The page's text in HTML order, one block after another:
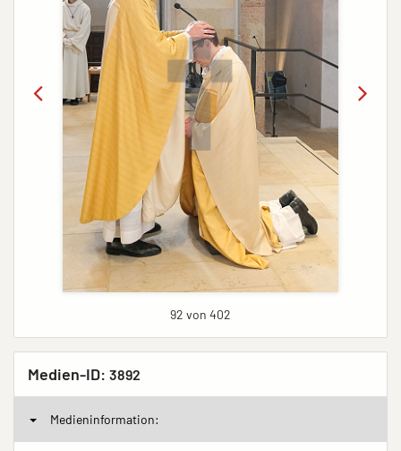
92 von 402
Medien-ID: 3892
Medieninformation: